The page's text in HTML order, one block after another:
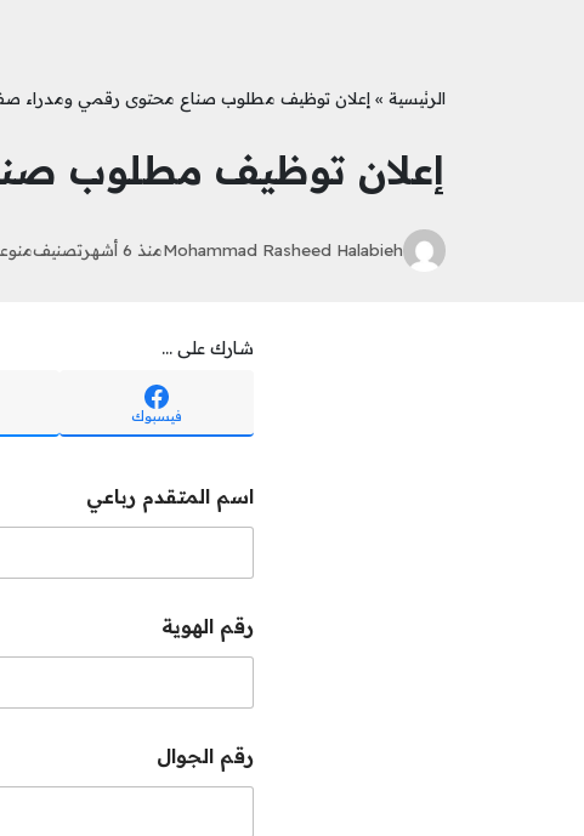
الرئيسية »إعلان توظيف مطلوب صناع محتوى رقمي ومدراء
إعلان توظيف مطلوب
Mohammad Rasheed Halabiehمنذ 6 أشهر تصنيف
شارك على ...
فيسبوك
اسم المتقدم رباعي
رقم الهوية
رقم الجوال